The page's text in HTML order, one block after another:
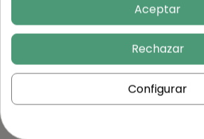
Trusted Shops Reviews
Aceptar
Rechazar
Configurar